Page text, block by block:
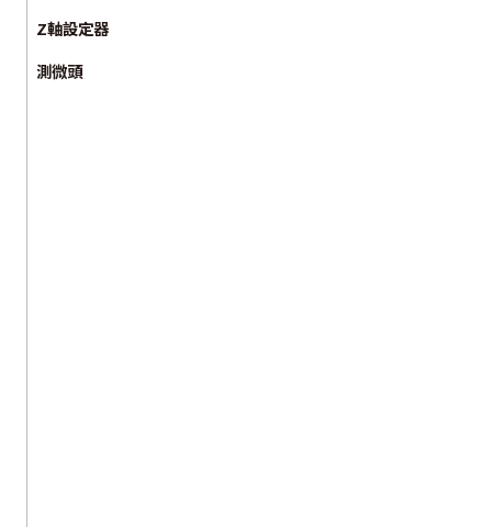
Z軸設定器
測微頭